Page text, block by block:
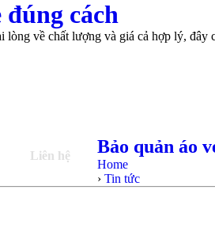
cách
về chất lượng và giá cả hợp lý,
Liên hệ Bảo quản áo
Home
› Tin tức